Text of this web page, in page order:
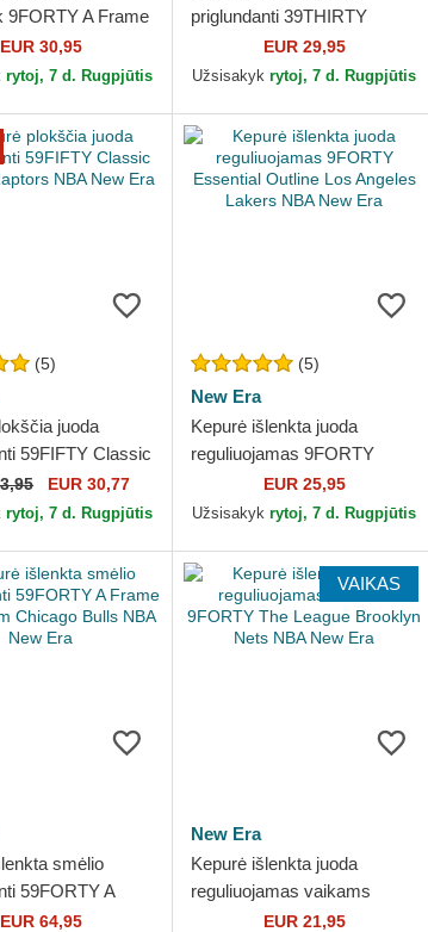
9FORTY A Frame
Angeles Lakers
Era
EUR 30,95
rytoj, 7 d. Rugpjūtis
priglundanti 39THIRTY
Evergreen Neo Chicago
Bulls NBA New Era
EUR 29,95
Užsisakykrytoj, 7 d. Rugpjūtis
(5)
juoda
59FIFTY Classic
NBA New
EUR 30,77
rytoj, 7 d. Rugpjūtis
(5)
New Era
Kepurė išlenkta juoda
reguliuojamas 9FORTY
Essential Outline Los
Angeles Lakers NBA New
EUR 25,95
Užsisakykrytoj, 7 d. Rugpjūtis
smėlio
59FORTY A
Palm Chicago
EUR 64,95
VAIKAS
New Era
Kepurė išlenkta juoda
reguliuojamas vaikams
9FORTY The League
EUR 21,95